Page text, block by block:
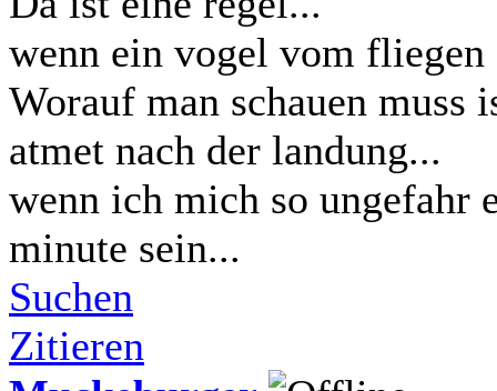
wenn ein vogel vom
Worauf man schauen muss
atmet nach der landung...
wenn ich mich so ungefahr
minute sein...
Suchen
Zitieren